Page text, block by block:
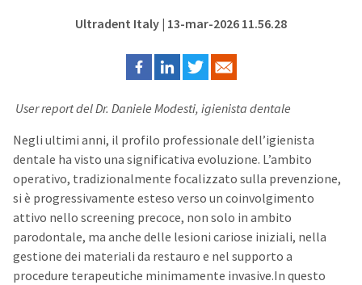
Ultradent Italy| 13-mar-2026 11.56.28
User reportdel Dr. Daniele Modesti, igienista dentale
Negli ultimi anni, il profilo professionale dell’igienista
dentale ha visto una significativa evoluzione. L’ambito
operativo, tradizionalmente focalizzato sulla prevenzione,
si è progressivamente esteso verso un coinvolgimento
attivo nello screening precoce, non solo in ambito
parodontale, ma anche delle lesioni cariose iniziali, nella
gestione dei materiali da restauro e nel supporto a
procedure terapeutiche minimamente invasive.In questo